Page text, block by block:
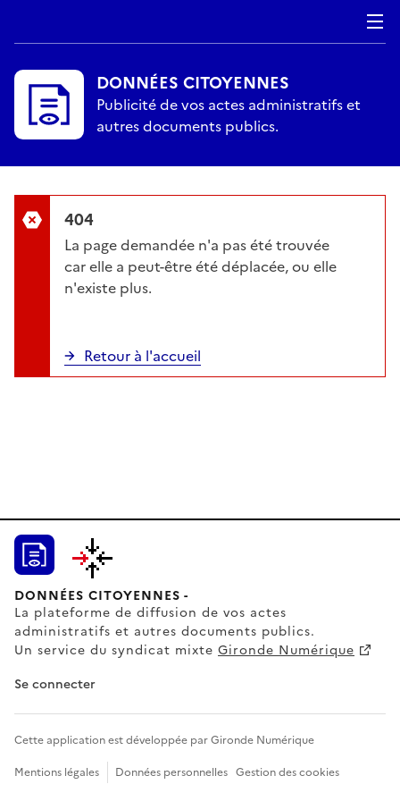
DONNÉES CITOYENNES
Publicité de vos actes administratifs et
autres documents publics.
404
La page demandée n'a pas été trouvée
car elle a peut-être été déplacée, ou elle
n'existe plus.
Retour à l'accueil
DONNÉES CITOYENNES -
La plateforme de diffusion de vos actes
administratifs et autres documents publics.
Un service du syndicat mixte Gironde Numérique
Se connecter
Cette application est développée par Gironde Numérique
Mentions légales
Données personnelles Gestion des cookies